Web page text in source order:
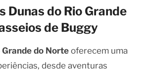
Dunas do Rio Grande
de Buggy
Grande do Norteoferecem uma
desde aventuras